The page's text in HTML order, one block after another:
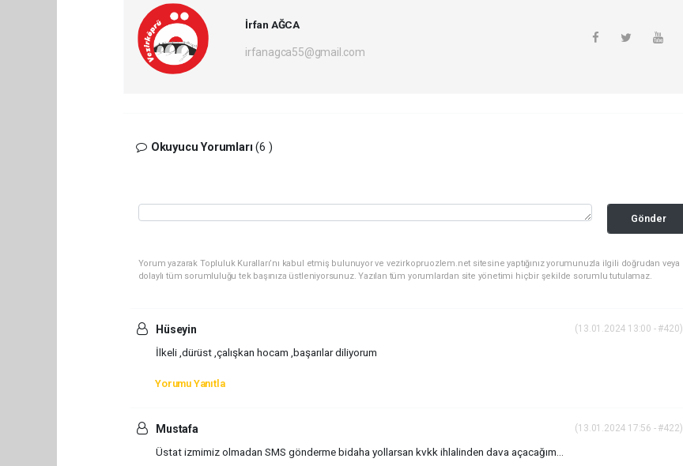
İrfan AĞCA
irfanagca55@gmail.com
Okuyucu Yorumları(6 )
Gönder
Yorum yazarak Topluluk Kuralları’nı kabul etmiş bulunuyor ve vezirkopruozlem.net sitesine yaptığınız yorumunuzla ilgili doğrudan veya
dolaylı tüm sorumluluğu tek başınıza üstleniyorsunuz. Yazılan tüm yorumlardan site yönetimi hiçbir şekilde sorumlu tutulamaz.
Hüseyin (13.01.2024 13:00 - #420)
İlkeli ,dürüst ,çalışkan hocam ,başarılar diliyorum
Yorumu Yanıtla
Mustafa (13.01.2024 17:56 - #422)
Üstat izmimiz olmadan SMS gönderme bidaha yollarsan kvkk ihlalinden dava açacağım…